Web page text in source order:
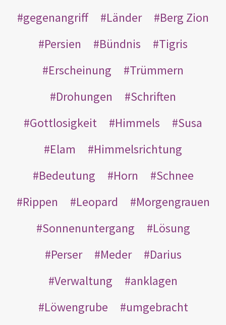
gegenangriff
Länder
Berg Zion
Persien
Bündnis
Tigris
Erscheinung
Trümmern
Drohungen
Schriften
Gottlosigkeit
Himmels
Susa
Elam
Himmelsrichtung
Bedeutung
Horn
Schnee
Rippen
Leopard
Morgengrauen
Sonnenuntergang
Lösung
Perser
Meder
Darius
Verwaltung
anklagen
Löwengrube
umgebracht